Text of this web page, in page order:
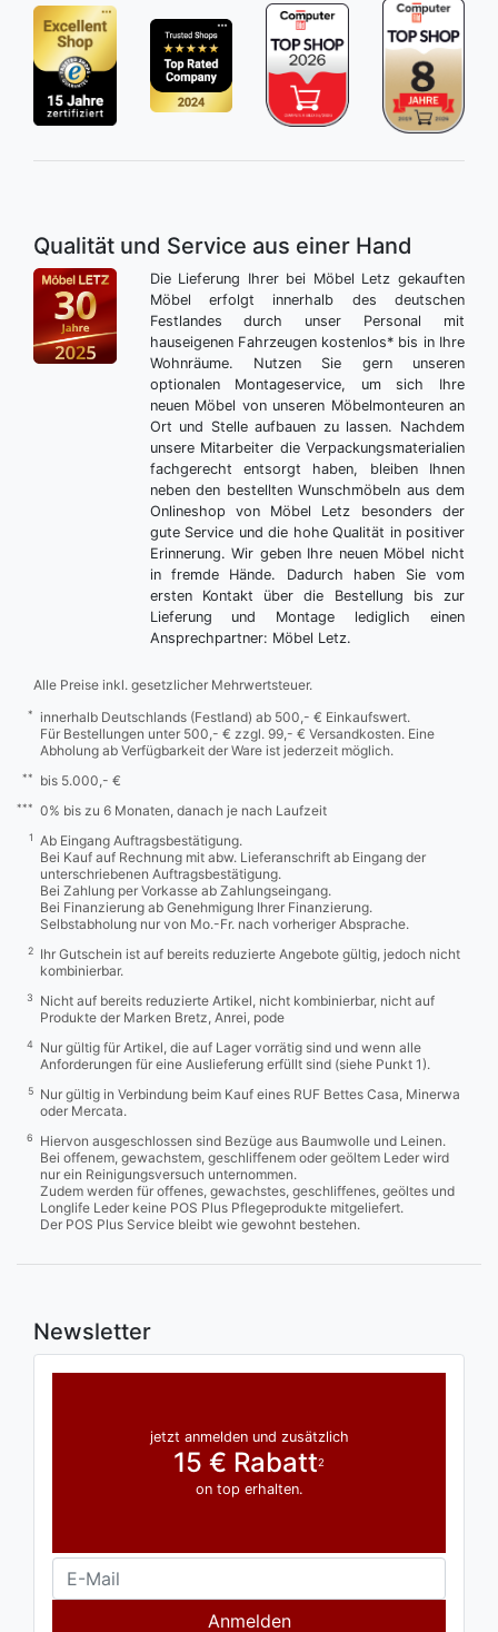
Qualität und Service aus einer Hand
Die Lieferung Ihrer bei Möbel Letz gekauften
Möbel erfolgt innerhalb des deutschen
Festlandes durch unser Personal mit
hauseigenen Fahrzeugen kostenlos* bis in Ihre
Wohnräume. Nutzen Sie gern unseren
optionalen Montageservice, um sich Ihre
neuen Möbel von unseren Möbelmonteuren an
Ort und Stelle aufbauen zu lassen. Nachdem
unsere Mitarbeiter die Verpackungsmaterialien
fachgerecht entsorgt haben, bleiben Ihnen
neben den bestellten Wunschmöbeln aus dem
Onlineshop von Möbel Letz besonders der
gute Service und die hohe Qualität in positiver
Erinnerung. Wir geben Ihre neuen Möbel nicht
in fremde Hände. Dadurch haben Sie vom
ersten Kontakt über die Bestellung bis zur
Lieferung und Montage lediglich einen
Ansprechpartner: Möbel Letz.
Alle Preise inkl. gesetzlicher Mehrwertsteuer.
*
innerhalb Deutschlands (Festland) ab 500,- € Einkaufswert.
Für Bestellungen unter 500,- € zzgl. 99,- € Versandkosten. Eine
Abholung ab Verfügbarkeit der Ware ist jederzeit möglich.
** bis 5.000,- €
*** 0% bis zu 6 Monaten, danach je nach Laufzeit
1
Ab Eingang Auftragsbestätigung.
Bei Kauf auf Rechnung mit abw. Lieferanschrift ab Eingang der
unterschriebenen Auftragsbestätigung.
Bei Zahlung per Vorkasse ab Zahlungseingang.
Bei Finanzierung ab Genehmigung Ihrer Finanzierung.
Selbstabholung nur von Mo.-Fr. nach vorheriger Absprache.
2
Ihr Gutschein ist auf bereits reduzierte Angebote gültig, jedoch nicht
kombinierbar.
3
Nicht auf bereits reduzierte Artikel, nicht kombinierbar, nicht auf
Produkte der Marken Bretz, Anrei, pode
4
Nur gültig für Artikel, die auf Lager vorrätig sind und wenn alle
Anforderungen für eine Auslieferung erfüllt sind (siehe Punkt 1).
5
Nur gültig in Verbindung beim Kauf eines RUF Bettes Casa, Minerwa
oder Mercata.
6
Hiervon ausgeschlossen sind Bezüge aus Baumwolle und Leinen.
Bei offenem, gewachstem, geschliffenem oder geöltem Leder wird
nur ein Reinigungsversuch unternommen.
Zudem werden für offenes, gewachstes, geschliffenes, geöltes und
Longlife Leder keine POS Plus Pflegeprodukte mitgeliefert.
Der POS Plus Service bleibt wie gewohnt bestehen.
Newsletter
jetzt anmelden und zusätzlich
15 € Rabatt2
on top erhalten.
Anmelden